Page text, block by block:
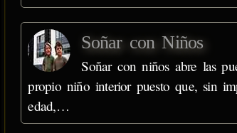
Soñar con Niños
Soñar con niños abre las
propio niño interior puesto que, sin
edad,…